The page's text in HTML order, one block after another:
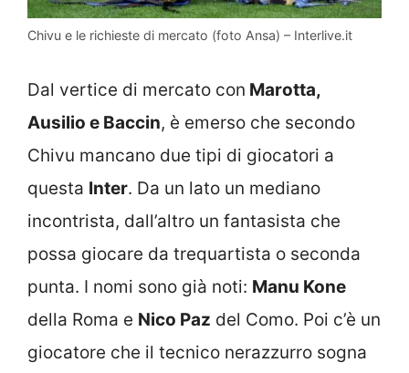
Chivu e le richieste di mercato (foto Ansa) – Interlive.it
Dal vertice di mercato con Marotta,
Ausilio e Baccin, è emerso che secondo
Chivu mancano due tipi di giocatori a
questa Inter. Da un lato un mediano
incontrista, dall’altro un fantasista che
possa giocare da trequartista o seconda
punta. I nomi sono già noti: Manu Kone
della Roma e Nico Paz del Como. Poi c’è un
giocatore che il tecnico nerazzurro sogna